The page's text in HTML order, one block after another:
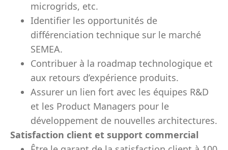
microgrids, etc.
Identifier les opportunités de
différenciation technique sur le marché
SEMEA.
Contribuer à la roadmap technologique et
aux retours d’expérience produits.
Assurer un lien fort avec les équipes R&D
et les Product Managers pour le
développement de nouvelles architectures.
Satisfaction client et support commercial